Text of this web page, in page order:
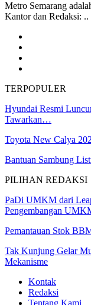
Metro Semarang
Kantor dan Redaksi: ..
TERPOPULER
Hyundai Resmi
Tawarkan…
Toyota New Calya
Bantuan Sambung
PILIHAN REDAKSI
PaDi UMKM dari
Pengembangan
Pemantauan Stok
Tak Kunjung Gelar
Mekanisme
Kontak
Redaksi